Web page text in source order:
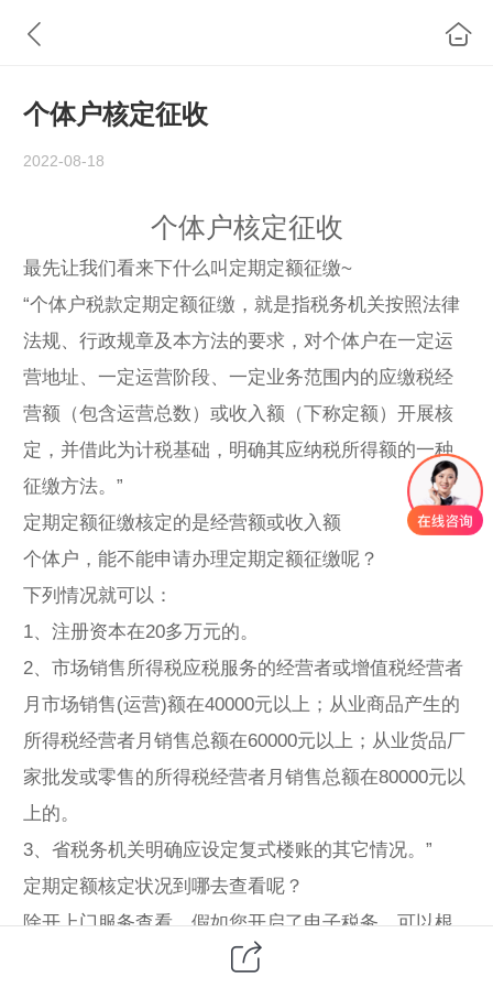
个体户核定征收
2022-08-18
个体户核定征收
最先让我们看来下什么叫定期定额征缴~
“个体户税款定期定额征缴，就是指税务机关按照法律
法规、行政规章及本方法的要求，对个体户在一定运
营地址、一定运营阶段、一定业务范围内的应缴税经
营额（包含运营总数）或收入额（下称定额）开展核
定，并借此为计税基础，明确其应纳税所得额的一种
征缴方法。”
定期定额征缴核定的是经营额或收入额
个体户，能不能申请办理定期定额征缴呢？
下列情况就可以：
1、注册资本在20多万元的。
2、市场销售所得税应税服务的经营者或增值税经营者
月市场销售(运营)额在40000元以上；从业商品产生的
所得税经营者月销售总额在60000元以上；从业货品厂
家批发或零售的所得税经营者月销售总额在80000元以
上的。
3、省税务机关明确应设定复式楼账的其它情况。”
定期定额核定状况到哪去查看呢？
除开上门服务查看，假如您开启了电子税务，可以根
据网上查询，可以登陆国税总局网址，挑选本地电子